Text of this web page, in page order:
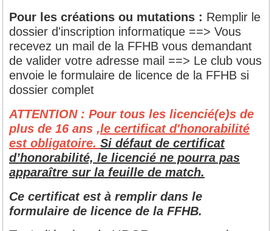
Pour les créations ou mutations : Remplir le
dossier d'inscription informatique ==> Vous
recevez un mail de la FFHB vous demandant
de valider votre adresse mail ==> Le club vous
envoie le formulaire de licence de la FFHB si
dossier complet
ATTENTION : Pour tous les licencié(e)s de
plus de 16 ans ,le certificat d'honorabilité
est obligatoire. Si défaut de certificat
d’honorabilité, le licencié ne pourra pas
apparaître sur la feuille de match.
Ce certificat est à remplir dans le
formulaire de licence de la FFHB.